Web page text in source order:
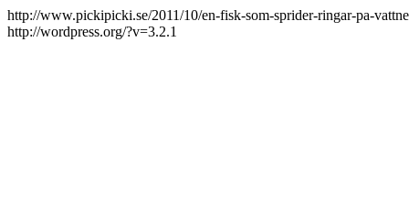
http://www.pickipicki.se/2011/10/en-fisk-som-sprider-ringar-pa-
http://wordpress.org/?v=3.2.1